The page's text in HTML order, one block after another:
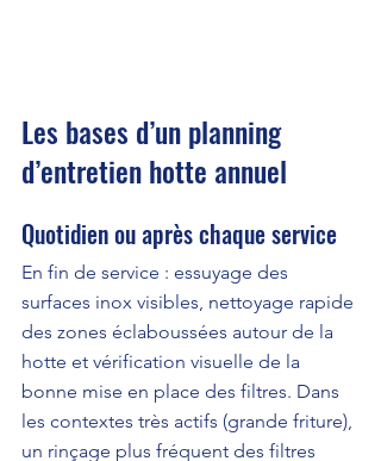
Les bases d’un planning
d’entretien hotte annuel
Quotidien ou après chaque service
En fin de service : essuyage des
surfaces inox visibles, nettoyage rapide
des zones éclaboussées autour de la
hotte et vérification visuelle de la
bonne mise en place des filtres. Dans
les contextes très actifs (grande friture),
un rinçage plus fréquent des filtres